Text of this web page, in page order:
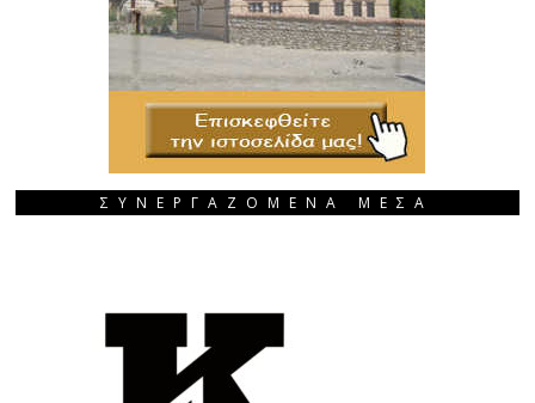
ΣΥΝΕΡΓΑΖΟΜΕΝΑ ΜΕΣΑ